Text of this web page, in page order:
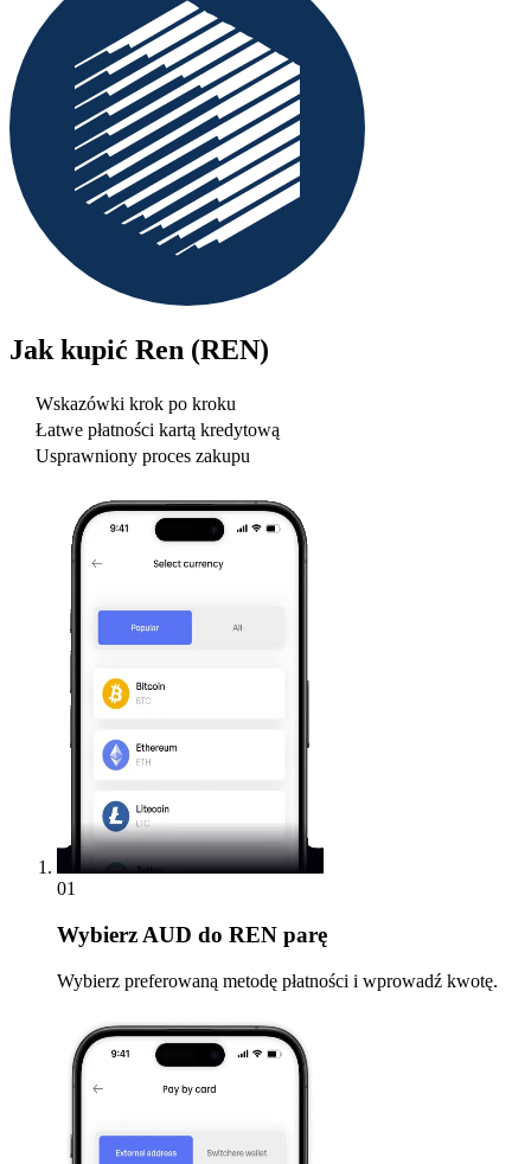
Jak kupić Ren (REN)
Wskazówki krok po kroku
Łatwe płatności kartą kredytową
Usprawniony proces zakupu
01
Wybierz AUD do REN parę
Wybierz preferowaną metodę płatności i wprowadź kwotę.